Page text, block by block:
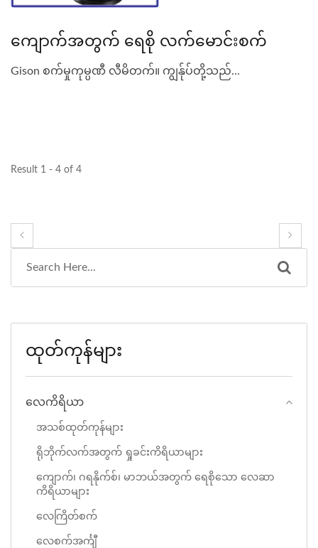
ကျောက်အတွက် ရေစို လက်မောင်းစက်
Gison စက်မှုကုမ္ပဏီ လီမိတက်။ ကျွန်ုပ်တို့သည်...
Result 1 - 4 of 4
ထုတ်ကုန်များ
လေကိရိယာ
အသစ်ထုတ်ကုန်များ
ရိုဘိုက်လက်အတွက် ရှုခင်းကိရိယာများ
ကျောက်၊ ဂရနိုက်စ်၊ မာဘယ်အတွက် ရေစိုသော လေဆာ
ကိရိယာများ
လေကြိတ်စက်
လေစက်အင်္ကျီ